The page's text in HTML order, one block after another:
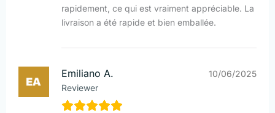
rapidement, ce qui est vraiment appréciable. La
livraison a été rapide et bien emballée.
Emiliano A.
Reviewer
10/06/2025